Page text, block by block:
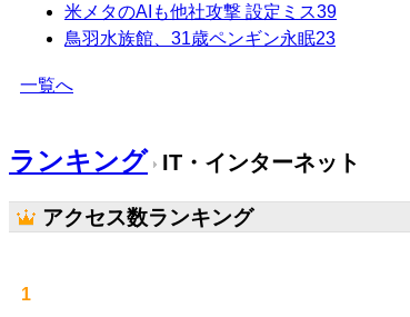
米メタのAIも他社攻撃 設定ミス39
鳥羽水族館、31歳ペンギン永眠23
一覧へ
ランキング IT・インターネット
アクセス数ランキング
1